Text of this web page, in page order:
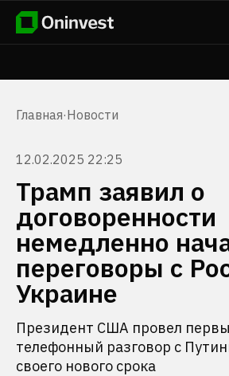
Главная·Новости
12.02.2025 22:25
Трамп заявил о
договоренности
немедленно
переговоры с
Украине
Президент США провел
телефонный разговор с
своего нового срока